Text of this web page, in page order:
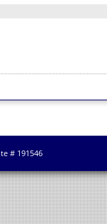
# 191546